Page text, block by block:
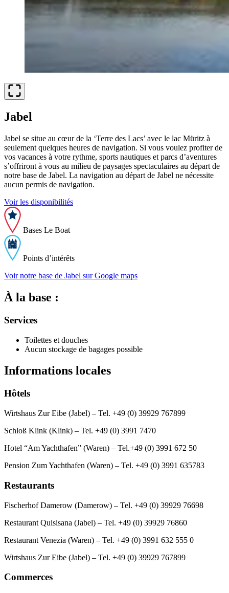
Jabel
Jabel se situe au cœur de la ‘Terre des Lacs’ avec le lac Müritz à
seulement quelques heures de navigation. Si vous voulez profiter de
vos vacances à votre rythme, sports nautiques et parcs d’aventures
s’offriront à vous au milieu de paysages spectaculaires au départ de
notre base de Jabel. La navigation au départ de Jabel ne nécessite
aucun permis de navigation.
Voir les disponibilités
Bases Le Boat
Points d’intérêts
Voir notre base de Jabel sur Google maps
À la base :
Services
Toilettes et douches
Aucun stockage de bagages possible
Informations locales
Hôtels
Wirtshaus Zur Eibe (Jabel) – Tel. +49 (0) 39929 767899
Schloß Klink (Klink) – Tel. +49 (0) 3991 7470
Hotel “Am Yachthafen” (Waren) – Tel.+49 (0) 3991 672 50
Pension Zum Yachthafen (Waren) – Tel. +49 (0) 3991 635783
Restaurants
Fischerhof Damerow (Damerow) – Tel. +49 (0) 39929 76698
Restaurant Quisisana (Jabel) – Tel. +49 (0) 39929 76860
Restaurant Venezia (Waren) – Tel. +49 (0) 3991 632 555 0
Wirtshaus Zur Eibe (Jabel) – Tel. +49 (0) 39929 767899
Commerces